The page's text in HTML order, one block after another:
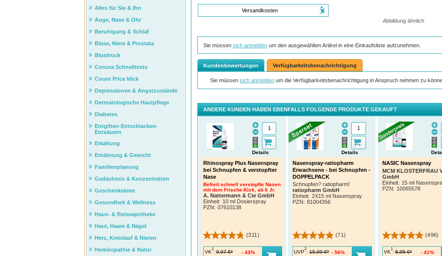
Abbildung ähnlich
Versandkosten
Sie müssen sich anmeldenum den ausgewählten Artikel in eine Einkaufsliste aufzunehmen.
Kundenbewertungen Verfügbarkeitsbenachrichtigung
Sie müssen sich anmeldenum die Verfügbarkeitsbenachrichtigung in Anspruch nehmen zu
ANDERE KUNDEN HABEN EBENFALLS FOLGENDE PRODUKTE GEKAUFT
Rhinospray Plus Nasenspray
bei Schnupfen & verstopfter
Nase
Befreit schnell verstopfte Nasen
mit dem Frische-Kick, ab 6 Jr.
A. Nattermann & Cie GmbH
Einheit: 10 ml Dosierspray
PZN: 07610138
Details
(311)
VK
1
: 9,97 €*
43%
Nasenspray-ratiopharm
Erwachsene - bei Schnupfen -
DOPPELPACK
Schnupfen? ratiopharm!
ratiopharm GmbH
Einheit: 2X15 ml Nasenspray
PZN: 81004356
Details
(71)
UVP
2
: 15,00 €*
56%
NASIC Nasenspray
MCM KLOSTERFRAU
GmbH
Einheit: 15 ml
PZN: 10065578
(496)
VK
1
: 8,95 €*
41%
Alles für Sie & Ihn
Auge, Nase & Ohr
Beruhigung & Schlaf
Blase, Niere & Prostata
Blutdruck
Corona Schnelltests
Count Price klick
Depressionen & Angstzustände
Dermatologische Hautpflege
Diabetes
Entgiften-Entschlacken-
Entsäuern
Erkältung
Ernährung & Gewicht
Familienplanung
Gedächtnis & Konzentration
Geschenkideen
Gesundheit & Wellness
Haus- & Reiseapotheke
Haut, Haare & Nägel
Herz, Kreislauf & Nieren
Homöopathie & Natur